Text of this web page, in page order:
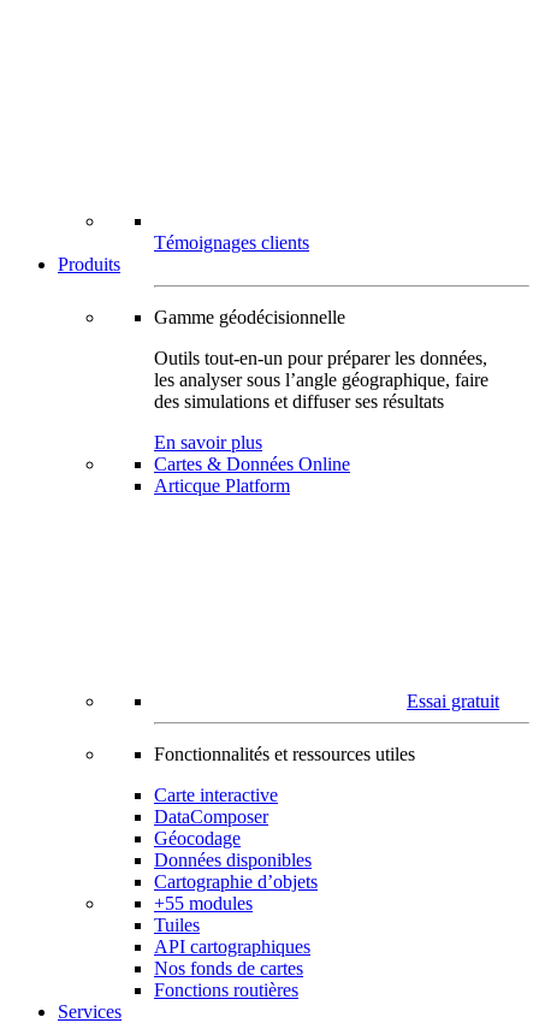
Témoignages clients
Produits
Gamme géodécisionnelle
Outils tout-en-un pour préparer les données,
les analyser sous l’angle géographique, faire
des simulations et diffuser ses résultats
En savoir plus
Cartes & Données Online
Articque Platform
Essai gratuit
Fonctionnalités et ressources utiles
Carte interactive
DataComposer
Géocodage
Données disponibles
Cartographie d’objets
+55 modules
Tuiles
API cartographiques
Nos fonds de cartes
Fonctions routières
Services